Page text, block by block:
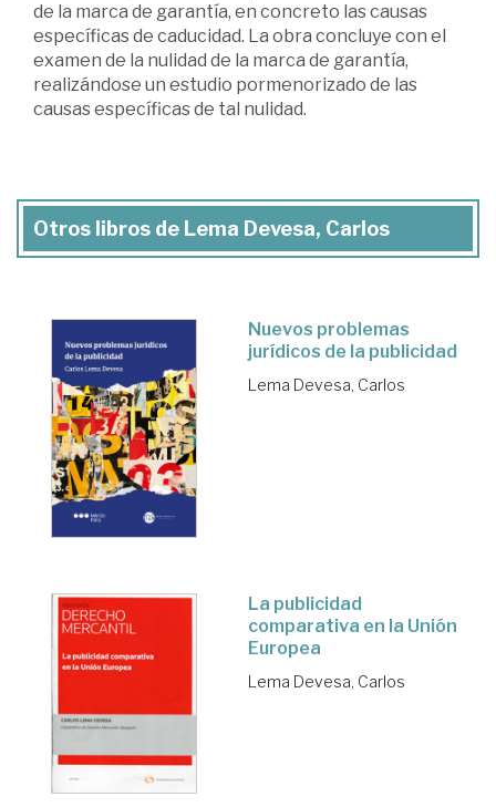
de la marca de garantía, en concreto las causas
específicas de caducidad. La obra concluye con el
examen de la nulidad de la marca de garantía,
realizándose un estudio pormenorizado de las
causas específicas de tal nulidad.
Otros libros de Lema Devesa, Carlos
Nuevos problemas
jurídicos de la publicidad
Lema Devesa, Carlos
La publicidad
comparativa en la Unión
Europea
Lema Devesa, Carlos